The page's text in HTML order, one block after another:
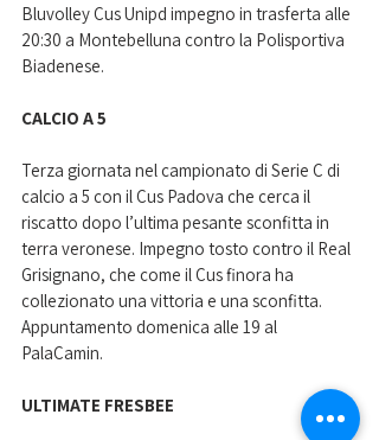
Bluvolley Cus Unipd impegno in trasferta alle
20:30 a Montebelluna contro la Polisportiva
Biadenese.
CALCIO A 5
Terza giornata nel campionato di Serie C di
calcio a 5 con il Cus Padova che cerca il
riscatto dopo l’ultima pesante sconfitta in
terra veronese. Impegno tosto contro il Real
Grisignano, che come il Cus finora ha
collezionato una vittoria e una sconfitta.
Appuntamento domenica alle 19 al
PalaCamin.
ULTIMATE FRESBEE